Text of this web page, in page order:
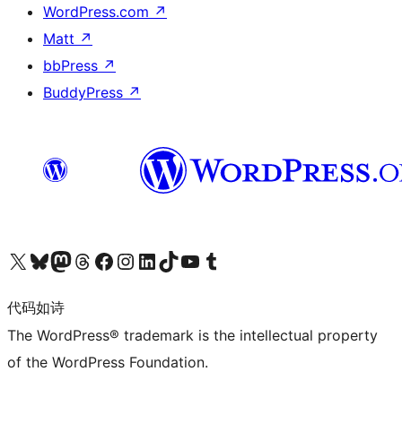
WordPress.com ↗
Matt ↗
bbPress ↗
BuddyPress ↗
关注我们的 X（原 Twitter）账号访问我们的 Bluesky 账号关注我们的 Mastodon 账号访问我们的 Threads 账号 访问我们的 Facebook 公共主页关注我们的 Instagram 账号 关注我们的 LinkedIn 主页访问我们的 TikTok 账号访问我们的 YouTube 频道 访问我们的 Tumblr 账号
代码如诗
The WordPress® trademark is the intellectual property
of the WordPress Foundation.